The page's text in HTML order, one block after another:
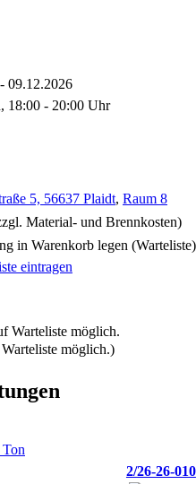
09.12.2026
18:00 - 20:00 Uhr
5, 56637 Plaidt, Raum 8
Material- und Brennkosten)
in Warenkorb legen (Warteliste)
eintragen
möglich.)
2/26-26-010